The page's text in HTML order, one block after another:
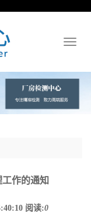
作的通知
阅读:0